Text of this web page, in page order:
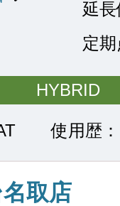
延
定
HYBRID
使用歴
取店